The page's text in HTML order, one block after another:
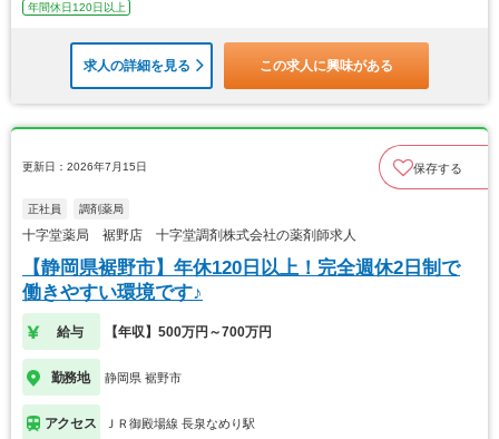
年間休日120日以上
求人の詳細を見る この求人に興味がある
更新日：2026年7月15日 保存する
正社員 調剤薬局
十字堂薬局 裾野店 十字堂調剤株式会社の薬剤師求人
【静岡県裾野市】年休120日以上！完全週休2日制で
働きやすい環境です♪
給与 【年収】500万円～700万円
勤務地 静岡県 裾野市
アクセス ＪＲ御殿場線 長泉なめり駅